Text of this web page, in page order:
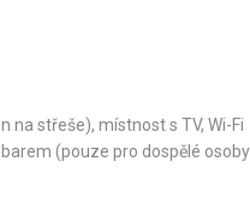
na střeše), místnost s TV, Wi-Fi
(pouze pro dospělé